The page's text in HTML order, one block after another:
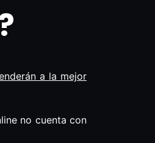
a la mejor
no cuenta con